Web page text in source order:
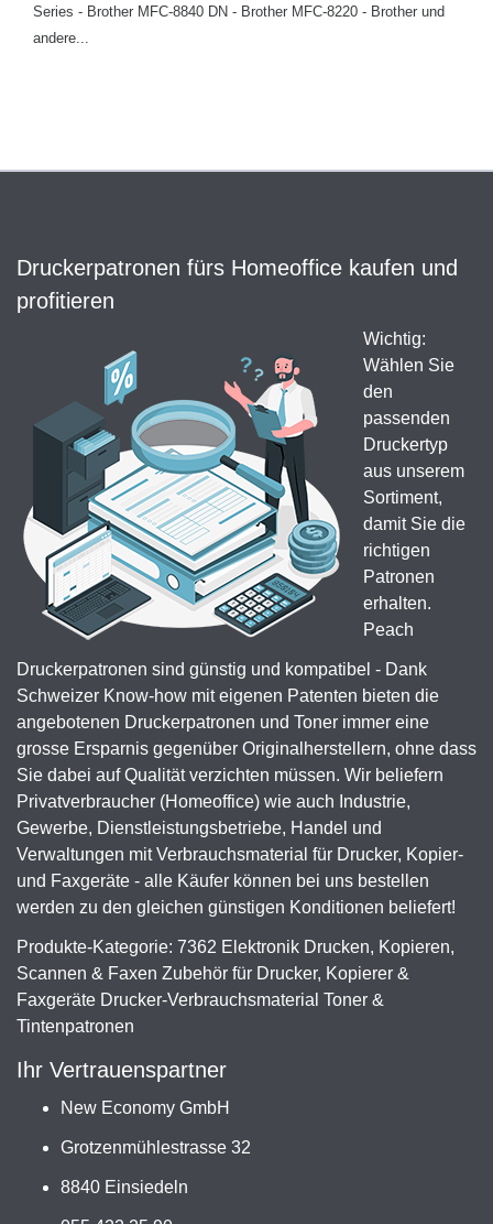
Series - Brother MFC-8840 DN - Brother MFC-8220 - Brother und
andere...
Druckerpatronen fürs Homeoffice kaufen und
profitieren
Wichtig:
Wählen Sie
den
passenden
Druckertyp
aus unserem
Sortiment,
damit Sie die
richtigen
Patronen
erhalten.
Peach
Druckerpatronen sind günstig und kompatibel - Dank
Schweizer Know-how mit eigenen Patenten bieten die
angebotenen Druckerpatronen und Toner immer eine
grosse Ersparnis gegenüber Originalherstellern, ohne dass
Sie dabei auf Qualität verzichten müssen. Wir beliefern
Privatverbraucher (Homeoffice) wie auch Industrie,
Gewerbe, Dienstleistungsbetriebe, Handel und
Verwaltungen mit Verbrauchsmaterial für Drucker, Kopier-
und Faxgeräte - alle Käufer können bei uns bestellen
werden zu den gleichen günstigen Konditionen beliefert!
Produkte-Kategorie: 7362 Elektronik Drucken, Kopieren,
Scannen & Faxen Zubehör für Drucker, Kopierer &
Faxgeräte Drucker-Verbrauchsmaterial Toner &
Tintenpatronen
Ihr Vertrauenspartner
New Economy GmbH
Grotzenmühlestrasse 32
8840 Einsiedeln